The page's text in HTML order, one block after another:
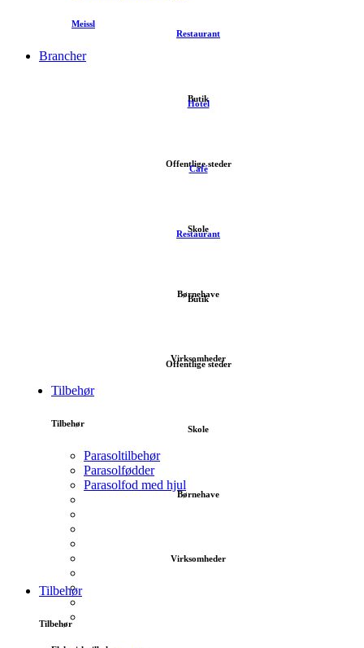
Restaurant
Butik
Offentlige steder
Skole
Børnehave
Virksomheder
Tilbehør
Tilbehør
Parasoltilbehør
Parasolfødder
Parasolfod med hjul
Meissl
Brancher
Hotel
Café
Restaurant
Butik
Offentlige steder
Skole
Børnehave
Virksomheder
Tilbehør
Tilbehør